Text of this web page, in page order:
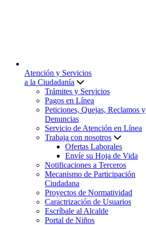
Atención y Servicios
a la Ciudadanía
Trámites y Servicios
Pagos en Línea
Peticiones, Quejas, Reclamos y
Denuncias
Servicio de Atención en Línea
Trabaja con nosotros
Ofertas Laborales
Envíe su Hoja de Vida
Notificaciones a Terceros
Mecanismo de Participación
Ciudadana
Proyectos de Normatividad
Caractrización de Usuarios
Escríbale al Alcalde
Portal de Niños